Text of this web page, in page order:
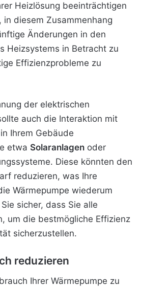
Heizlösung beeinträchtigen
in diesem Zusammenhang
Änderungen in den
Heizsystems in Betracht zu
Effizienzprobleme zu
der elektrischen
auch die Interaktion mit
Ihrem Gebäude
etwa Solaranlagen oder
Diese könnten den
reduzieren, was Ihre
Wärmepumpe wiederum
sicher, dass Sie alle
um die bestmögliche Effizienz
sicherzustellen.
reduzieren
Ihrer Wärmepumpe zu